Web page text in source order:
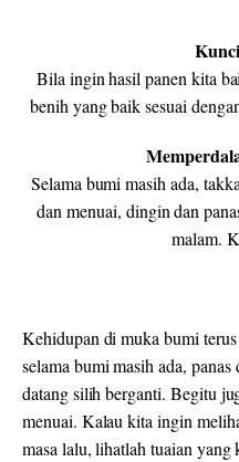
Bila ingin hasil panen kita
benih yang baik sesuai
Selama bumi masih ada,
dan menuai, dingin dan
malam.
Kehidupan di muka bumi
selama bumi masih ada,
datang silih berganti. Begitu
menuai. Kalau kita ingin
masa lalu, lihatlah tuaian yang